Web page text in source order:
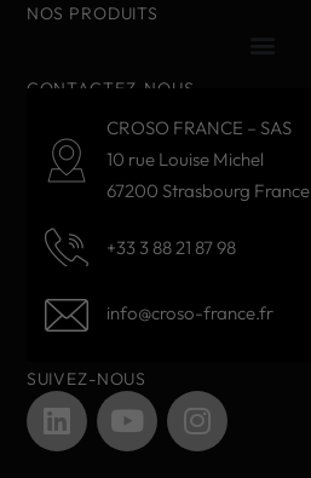
NOS PRODUITS
CONTACTEZ-NOUS
CROSO FRANCE – SAS
10 rue Louise Michel
67200 Strasbourg France
+33 3 88 21 87 98
info@croso-france.fr
SUIVEZ-NOUS